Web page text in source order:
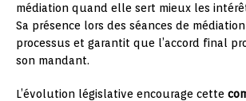
médiation quand elle sert mieux les
Sa présence lors des séances de
processus et garantit que l’accord final
son mandant.
L’évolution législative encourage cette